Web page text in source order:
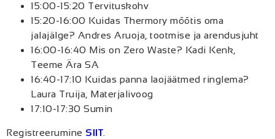
15:00-15:20 Tervituskohv
15:20-16:00 Kuidas Thermory mõõtis oma
jalajälge? Andres Aruoja, tootmise ja arendusjuht
16:00-16:40 Mis on Zero Waste? Kadi Kenk,
Teeme Ära SA
16:40-17:10 Kuidas panna laojäätmed ringlema?
Laura Truija, Materjalivoog
17:10-17:30 Sumin
Registreerumine SIIT.